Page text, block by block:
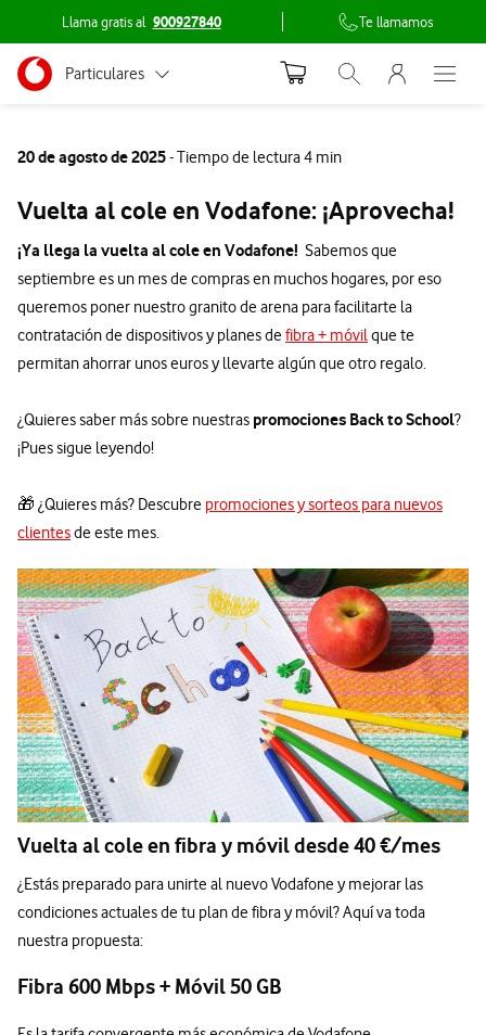
Llama gratis al 900927840 Te llamamos
Ir a la pagina principal de vodafone.es
Menu navegación Segmento
Particulares
y AA.PP.
Abrir buscador.
Menu
Abre
20 de agosto de 2025- Tiempo de lectura 4 min
Vuelta al cole en Vodafone: ¡Aprovecha!
¡Ya llega la vuelta al cole en Vodafone! Sabemos que
septiembre es un mes de compras en muchos hogares, por eso
queremos poner nuestro granito de arena para facilitarte la
contratación de dispositivos y planes defibra + móvilque te
permitan ahorrar unos euros y llevarte algún que otro regalo.
¿Quieres saber más sobre nuestras promociones Back to School?
¡Pues sigue leyendo!
🎁 ¿Quieres más? Descubre promociones y sorteos para nuevos
clientesde este mes.
Vuelta al cole en fibra y móvil desde 40 €/mes
¿Estás preparado para unirte al nuevo Vodafone y mejorar las
condiciones actuales de tu plan de fibra y móvil? Aquí va toda
nuestra propuesta:
Fibra 600 Mbps + Móvil 50 GB